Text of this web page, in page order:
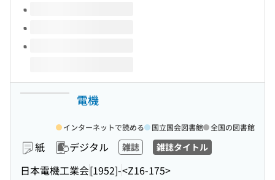
電機
紙 デジタル 雑誌 雑誌タイトル
日本電機工業会[1952]-<Z16-175>
インターネットで読める 国立国会図書館 全国の図書館